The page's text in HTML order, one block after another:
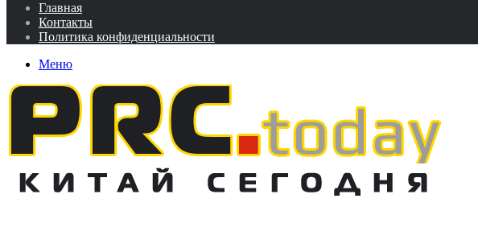
Главная
Контакты
Политика конфиденциальности
Меню